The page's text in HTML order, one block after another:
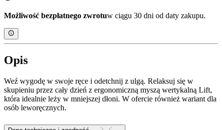
Możliwość bezpłatnego zwrotuw ciągu 30 dni od daty zakupu.
Opis
Weź wygodę w swoje ręce i odetchnij z ulgą. Relaksuj się w
skupieniu przez cały dzień z ergonomiczną myszą wertykalną Lift,
która idealnie leży w mniejszej dłoni. W ofercie również wariant dla
osób leworęcznych.